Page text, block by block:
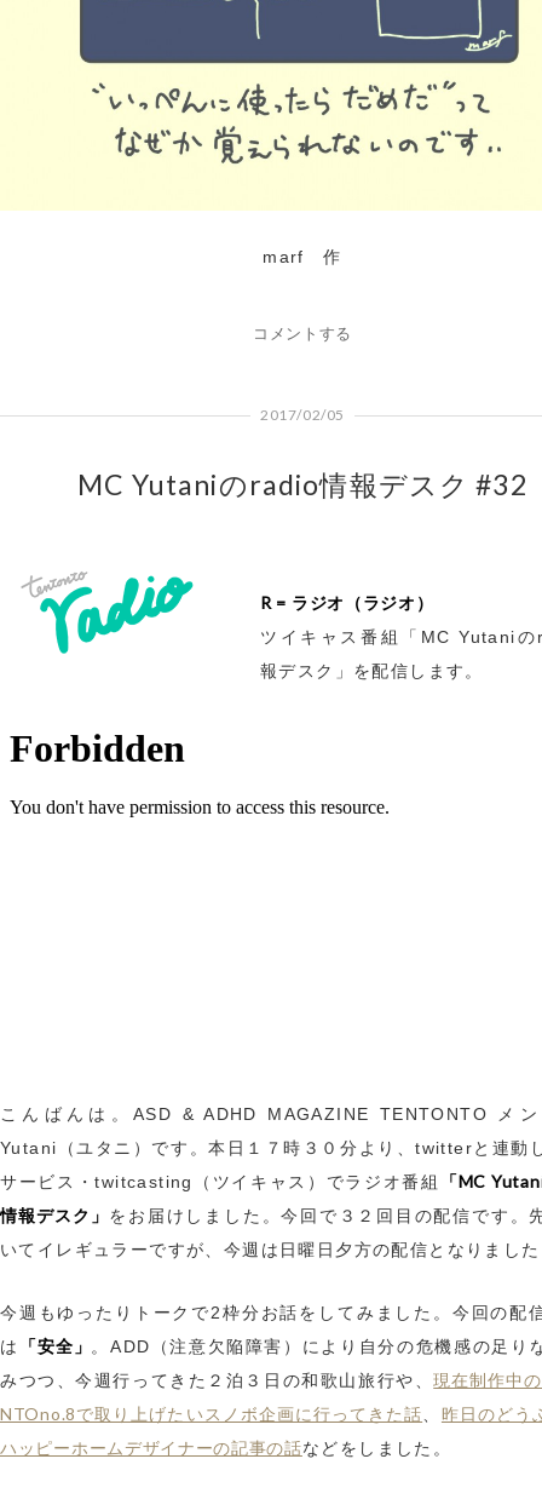
marf 作
コメントする
2017/02/05
MC Yutaniのradio情報デスク #32
R = ラジオ（ラジオ）
ツイキャス番組「MC Yutani
報デスク」を配信します。
こんばんは。ASD & ADHD MAGAZINE TENTONTO メ
Yutani（ユタニ）です。本日１７時３０分より、twitterと連動
サービス・twitcasting（ツイキャス）でラジオ番組
「MC
情報デスク」 をお届けしました。今回で３２回目の配信です。
いてイレギュラーですが、今週は日曜日夕方の配信となりまし
今週もゆったりトークで2枠分お話をしてみました。今回の配
は
「安全」 。ADD（注意欠陥障害）により自分の危機感の足り
みつつ、今週行ってきた２泊３日の和歌山旅行や、現在制作中
NTOno.8で取り上げたいスノボ企画に行ってきた話
昨日のどう
ハッピーホームデザイナーの記事の話などをしました。